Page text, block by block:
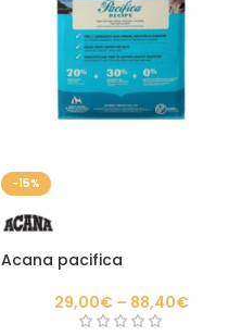
-15%
Acana pacifica
29,00€ – 88,40€